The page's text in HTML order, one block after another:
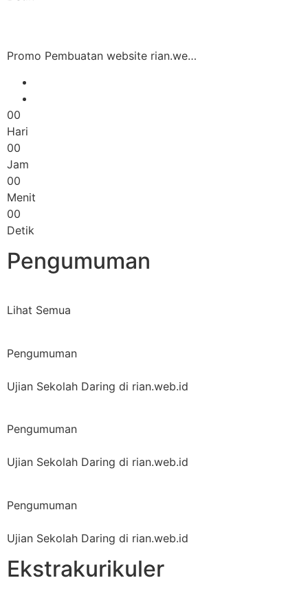
Promo Pembuatan website rian.we…
00
Hari
00
Jam
00
Menit
00
Detik
Pengumuman
Lihat Semua
Pengumuman
Ujian Sekolah Daring di rian.web.id
Pengumuman
Ujian Sekolah Daring di rian.web.id
Pengumuman
Ujian Sekolah Daring di rian.web.id
Ekstrakurikuler